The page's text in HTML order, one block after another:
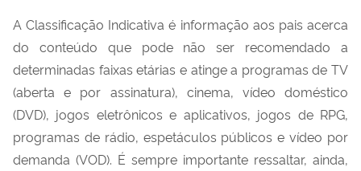
A Classificação Indicativa é informação aos pais acerca
do conteúdo que pode não ser recomendado a
determinadas faixas etárias e atinge a programas de TV
(aberta e por assinatura), cinema, vídeo doméstico
(DVD), jogos eletrônicos e aplicativos, jogos de RPG,
programas de rádio, espetáculos públicos e vídeo por
demanda (VOD). É sempre importante ressaltar, ainda,